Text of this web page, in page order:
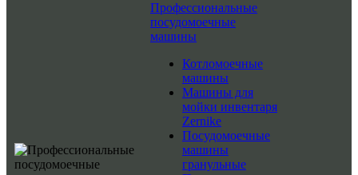
Профессиональные
посудомоечные
машины
Котломоечные
машины
Машины для
мойки инвентаря
Zernike
Посудомоечные
машины
гранульные